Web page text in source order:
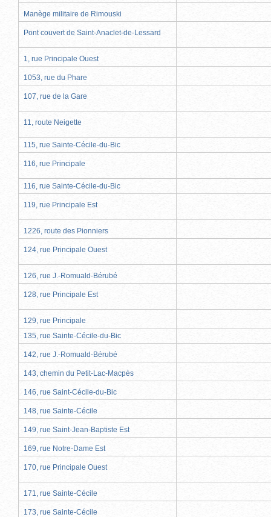
Manège militaire de Rimouski
Pont couvert de Saint-Anaclet-de-Lessard
1, rue Principale Ouest
1053, rue du Phare
107, rue de la Gare
11, route Neigette
115, rue Sainte-Cécile-du-Bic
116, rue Principale
116, rue Sainte-Cécile-du-Bic
119, rue Principale Est
1226, route des Pionniers
124, rue Principale Ouest
126, rue J.-Romuald-Bérubé
128, rue Principale Est
129, rue Principale
135, rue Sainte-Cécile-du-Bic
142, rue J.-Romuald-Bérubé
143, chemin du Petit-Lac-Macpès
146, rue Saint-Cécile-du-Bic
148, rue Sainte-Cécile
149, rue Saint-Jean-Baptiste Est
169, rue Notre-Dame Est
170, rue Principale Ouest
171, rue Sainte-Cécile
173, rue Sainte-Cécile